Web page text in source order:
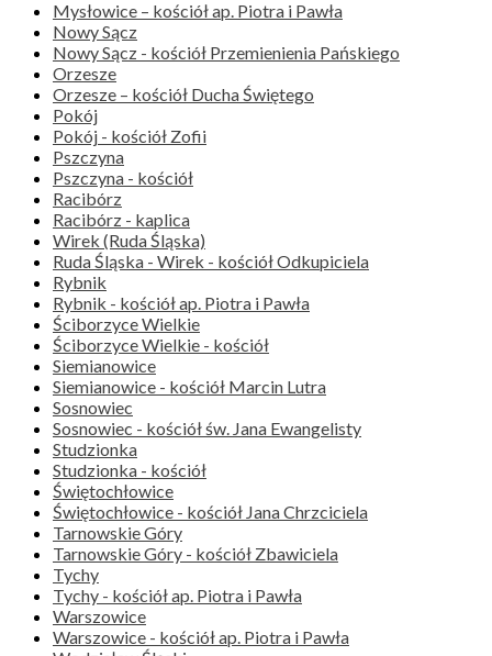
Mysłowice – kościół ap. Piotra i Pawła
Nowy Sącz
Nowy Sącz - kościół Przemienienia Pańskiego
Orzesze
Orzesze – kościół Ducha Świętego
Pokój
Pokój - kościół Zofii
Pszczyna
Pszczyna - kościół
Racibórz
Racibórz - kaplica
Wirek (Ruda Śląska)
Ruda Śląska - Wirek - kościół Odkupiciela
Rybnik
Rybnik - kościół ap. Piotra i Pawła
Ściborzyce Wielkie
Ściborzyce Wielkie - kościół
Siemianowice
Siemianowice - kościół Marcin Lutra
Sosnowiec
Sosnowiec - kościół św. Jana Ewangelisty
Studzionka
Studzionka - kościół
Świętochłowice
Świętochłowice - kościół Jana Chrzciciela
Tarnowskie Góry
Tarnowskie Góry - kościół Zbawiciela
Tychy
Tychy - kościół ap. Piotra i Pawła
Warszowice
Warszowice - kościół ap. Piotra i Pawła